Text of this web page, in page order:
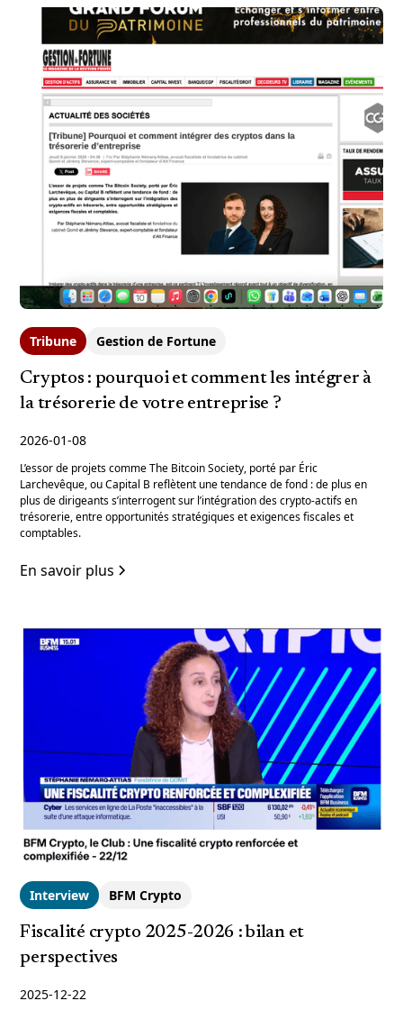
Tribune Gestion de Fortune
Cryptos : pourquoi et comment les intégrer à
la trésorerie de votre entreprise ?
2026-01-08
L’essor de projets comme The Bitcoin Society, porté par Éric
Larchevêque, ou Capital B reflètent une tendance de fond : de plus en
plus de dirigeants s’interrogent sur l’intégration des crypto-actifs en
trésorerie, entre opportunités stratégiques et exigences fiscales et
comptables.
En savoir plus
Interview BFM Crypto
Fiscalité crypto 2025-2026 : bilan et
perspectives
2025-12-22